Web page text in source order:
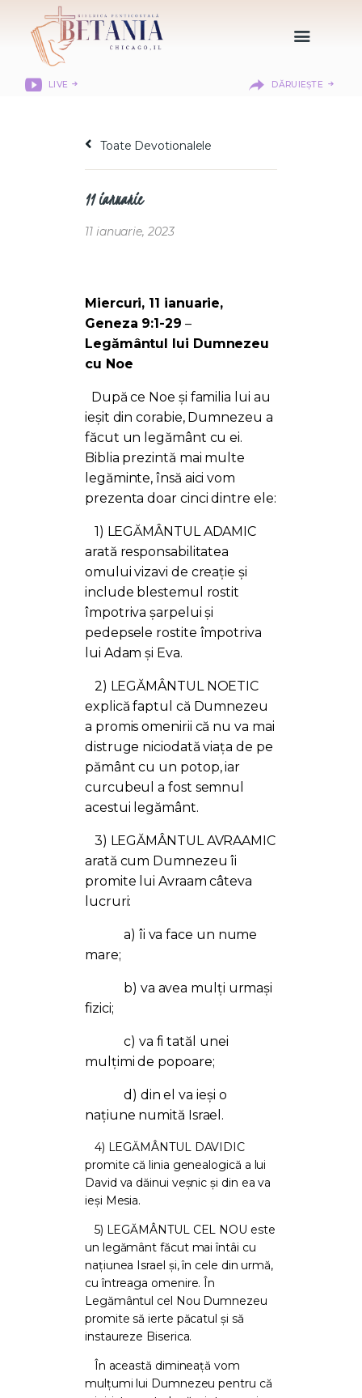
LIVE DĂRUIEȘTE
DESPRE NOI
CITIREA BIBLIEI
MISIUNEA BETANIA
LOGIN MEMBER
PORTAL
Toate Devotionalele
11 ianuarie
11 ianuarie, 2023
Miercuri, 11 ianuarie,
Geneza 9:1-29 –
Legământul lui Dumnezeu
cu Noe
După ce Noe și familia lui au
ieșit din corabie, Dumnezeu a
făcut un legământ cu ei.
Biblia prezintă mai multe
legăminte, însă aici vom
prezenta doar cinci dintre ele:
1) LEGĂMÂNTUL ADAMIC
arată responsabilitatea
omului vizavi de creație și
include blestemul rostit
împotriva șarpelui și
pedepsele rostite împotriva
lui Adam și Eva.
2) LEGĂMÂNTUL NOETIC
explică faptul că Dumnezeu
a promis omenirii că nu va mai
distruge niciodată viața de pe
pământ cu un potop, iar
curcubeul a fost semnul
acestui legământ.
3) LEGĂMÂNTUL AVRAAMIC
arată cum Dumnezeu îi
promite lui Avraam câteva
lucruri:
a) îi va face un nume
mare;
b) va avea mulți urmași
fizici;
c) va fi tatăl unei
mulțimi de popoare;
d) din el va ieși o
națiune numită Israel.
4) LEGĂMÂNTUL DAVIDIC
promite că linia genealogică a lui
David va dăinui veșnic și din ea va
ieși Mesia.
5) LEGĂMÂNTUL CEL NOU este
un legământ făcut mai întâi cu
națiunea Israel și, în cele din urmă,
cu întreaga omenire. În
Legământul cel Nou Dumnezeu
promite să ierte păcatul și să
instaureze Biserica.
În această dimineață vom
mulțumi lui Dumnezeu pentru că